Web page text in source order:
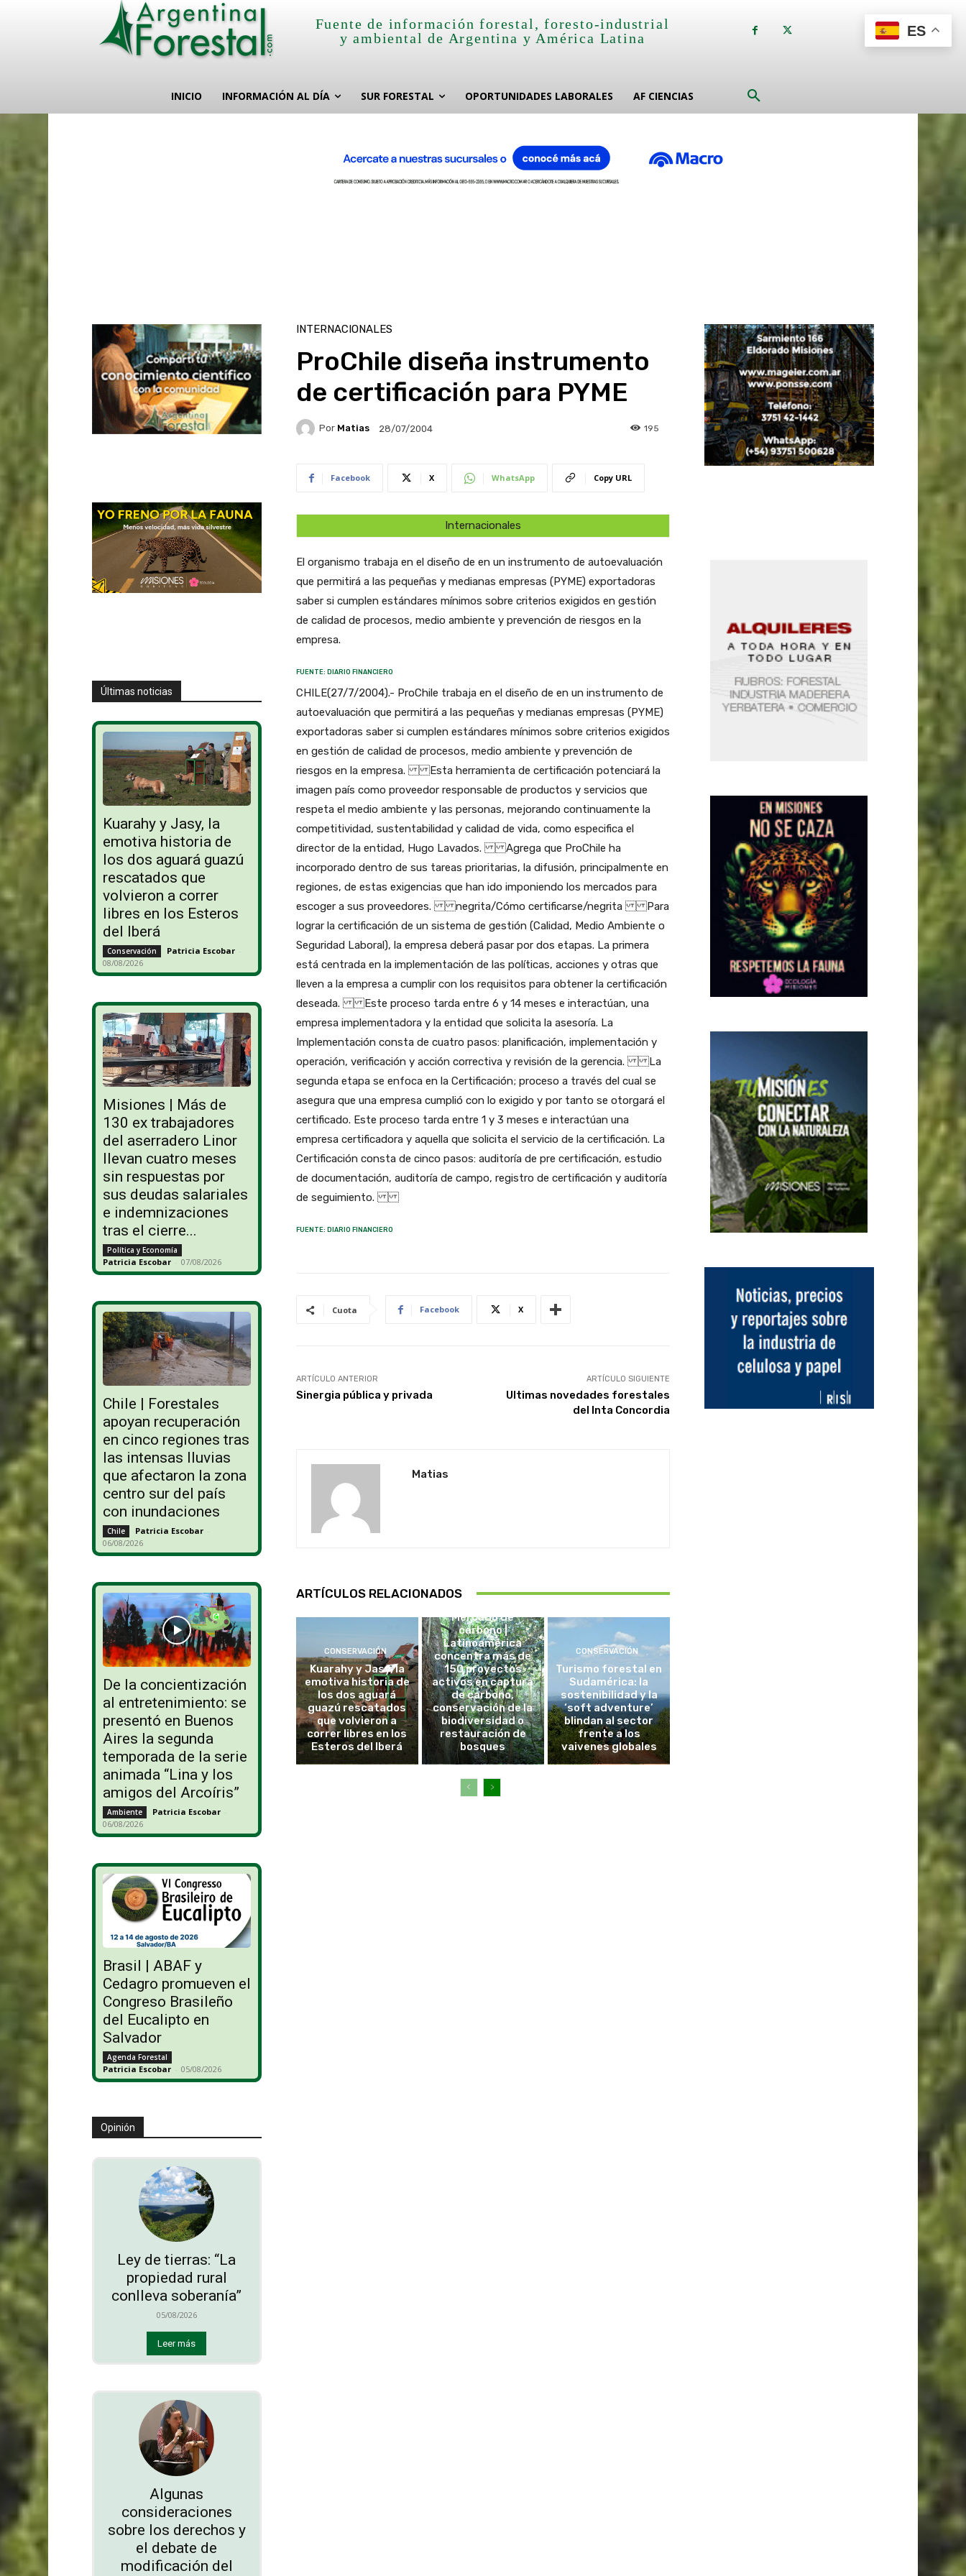
Fuente de información forestal, foresto-industrial
y ambiental de Argentina y América Latina
INICIO INFORMACIÓN AL DÍA SUR FORESTAL OPORTUNIDADES LABORALES AF CIENCIAS
Últimas noticias
Kuarahy y Jasy, la
emotiva historia de
los dos aguará guazú
rescatados que
volvieron a correr
libres en los Esteros
del Iberá
Conservación Patricia Escobar -
08/08/2026
Misiones | Más de
130 ex trabajadores
del aserradero Linor
llevan cuatro meses
sin respuestas por
sus deudas salariales
e indemnizaciones
tras el cierre...
Política y Economía
Patricia Escobar - 07/08/2026
Chile | Forestales
apoyan recuperación
en cinco regiones tras
las intensas lluvias
que afectaron la zona
centro sur del país
con inundaciones
Chile Patricia Escobar -
06/08/2026
De la concientización
al entretenimiento: se
presentó en Buenos
Aires la segunda
temporada de la serie
animada “Lina y los
amigos del Arcoíris”
Ambiente Patricia Escobar -
06/08/2026
Brasil | ABAF y
Cedagro promueven el
Congreso Brasileño
del Eucalipto en
Salvador
Agenda Forestal
Patricia Escobar - 05/08/2026
Opinión
Ley de tierras: “La
propiedad rural
conlleva soberanía”
05/08/2026
Leer más
Algunas
consideraciones
sobre los derechos y
el debate de
modificación del
INTERNACIONALES
ProChile diseña instrumento
de certificación para PYME
Por Matias 28/07/2004 195
Facebook X WhatsApp Copy URL
Internacionales
El organismo trabaja en el diseño de en un instrumento de autoevaluación
que permitirá a las pequeñas y medianas empresas (PYME) exportadoras
saber si cumplen estándares mínimos sobre criterios exigidos en gestión
de calidad de procesos, medio ambiente y prevención de riesgos en la
empresa.
FUENTE: DIARIO FINANCIERO
CHILE(27/7/2004).- ProChile trabaja en el diseño de en un instrumento de
autoevaluación que permitirá a las pequeñas y medianas empresas (PYME)
exportadoras saber si cumplen estándares mínimos sobre criterios exigidos
en gestión de calidad de procesos, medio ambiente y prevención de
riesgos en la empresa. Esta herramienta de certificación potenciará la
imagen país como proveedor responsable de productos y servicios que
respeta el medio ambiente y las personas, mejorando continuamente la
competitividad, sustentabilidad y calidad de vida, como especifica el
director de la entidad, Hugo Lavados. Agrega que ProChile ha
incorporado dentro de sus tareas prioritarias, la difusión, principalmente en
regiones, de estas exigencias que han ido imponiendo los mercados para
escoger a sus proveedores. negrita/Cómo certificarse/negrita Para
lograr la certificación de un sistema de gestión (Calidad, Medio Ambiente o
Seguridad Laboral), la empresa deberá pasar por dos etapas. La primera
está centrada en la implementación de las políticas, acciones y otras que
lleven a la empresa a cumplir con los requisitos para obtener la certificación
deseada. Este proceso tarda entre 6 y 14 meses e interactúan, una
empresa implementadora y la entidad que solicita la asesoría. La
Implementación consta de cuatro pasos: planificación, implementación y
operación, verificación y acción correctiva y revisión de la gerencia. La
segunda etapa se enfoca en la Certificación; proceso a través del cual se
asegura que una empresa cumplió con lo exigido y por tanto se otorgará el
certificado. Este proceso tarda entre 1 y 3 meses e interactúan una
empresa certificadora y aquella que solicita el servicio de la certificación. La
Certificación consta de cinco pasos: auditoría de pre certificación, estudio
de documentación, auditoría de campo, registro de certificación y auditoría
de seguimiento.
FUENTE: DIARIO FINANCIERO
Cuota Facebook X
ARTÍCULO ANTERIOR
Sinergia pública y privada
ARTÍCULO SIGUIENTE
Ultimas novedades forestales
del Inta Concordia
Matias
ARTÍCULOS RELACIONADOS
CONSERVACIÓN
Kuarahy y Jasy, la
emotiva historia de
los dos aguará
guazú rescatados
que volvieron a
correr libres en los
Esteros del Iberá
Mercado de
carbono |
Latinoamérica
concentra más de
150 proyectos
activos en captura
de carbono,
conservación de la
biodiversidad o
restauración de
bosques
CONSERVACIÓN
Turismo forestal en
Sudamérica: la
sostenibilidad y la
‘soft adventure’
blindan al sector
frente a los
vaivenes globales
ES